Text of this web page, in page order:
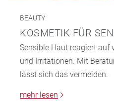
BEAUTY
KOSMETIK FÜR
Sensible Haut reagiert auf
und Irritationen. Mit
lässt sich das vermeiden.
mehr lesen